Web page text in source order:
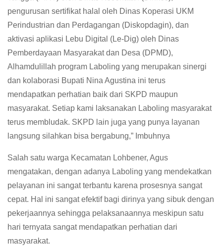
pengurusan sertifikat halal oleh Dinas Koperasi UKM
Perindustrian dan Perdagangan (Diskopdagin), dan
aktivasi aplikasi Lebu Digital (Le-Dig) oleh Dinas
Pemberdayaan Masyarakat dan Desa (DPMD),
Alhamdulillah program Laboling yang merupakan sinergi
dan kolaborasi Bupati Nina Agustina ini terus
mendapatkan perhatian baik dari SKPD maupun
masyarakat. Setiap kami laksanakan Laboling masyarakat
terus membludak. SKPD lain juga yang punya layanan
langsung silahkan bisa bergabung,” Imbuhnya
Salah satu warga Kecamatan Lohbener, Agus
mengatakan, dengan adanya Laboling yang mendekatkan
pelayanan ini sangat terbantu karena prosesnya sangat
cepat. Hal ini sangat efektif bagi dirinya yang sibuk dengan
pekerjaannya sehingga pelaksanaannya meskipun satu
hari ternyata sangat mendapatkan perhatian dari
masyarakat.